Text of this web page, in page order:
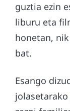
guztia ezin
liburu eta
honetan,
bat.
Esango